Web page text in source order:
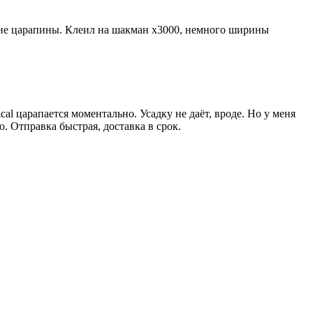
царапины. Клеил на шакман х3000, немного ширины
царапается моментально. Усадку не даёт, вроде. Но у меня
Отправка быстрая, доставка в срок.